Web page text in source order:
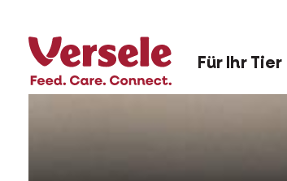
Für Ihr Tier